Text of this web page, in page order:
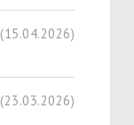
(15.04.2026)
(23.03.2026)